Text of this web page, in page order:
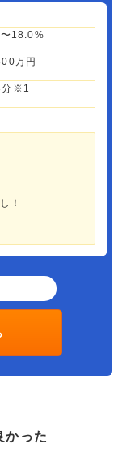
18.0%
万円
分※1
！
かった